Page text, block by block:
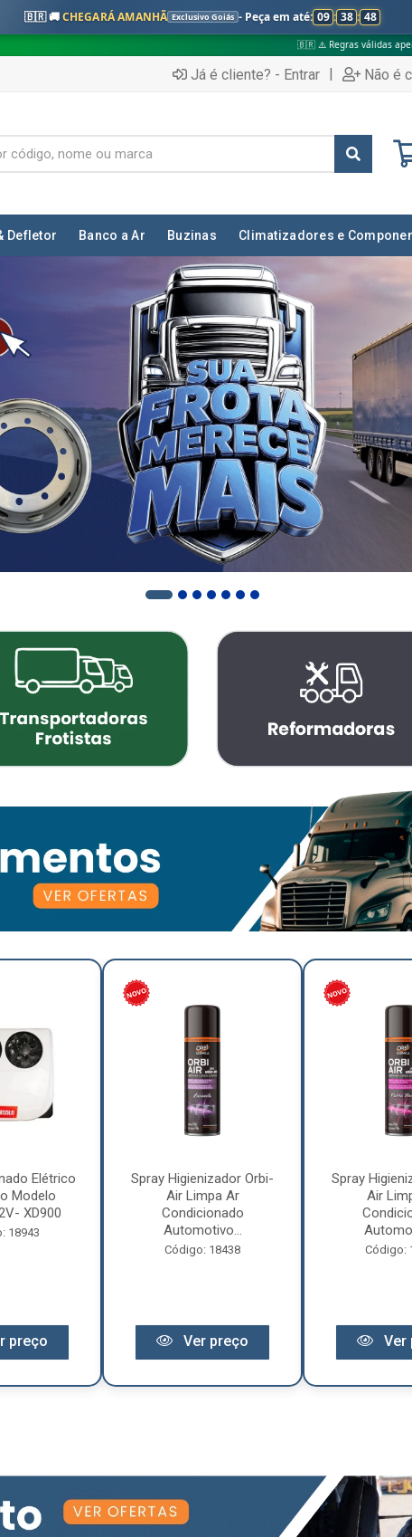
🇧🇷 🚚CHEGARÁ AMANHÃ Exclusivo Goiás - Peça em até: 09 : 38 : 47
🇧🇷 ⚠️ Regras válidas apenas para: ✅
Já é cliente? - Entrar | Não é
Defletor Banco a Ar Buzinas Climatizadores e
Elétrico
Modelo
XD900
18943
preço
Spray Higienizador Orbi-
Air Limpa Ar
Condicionado
Automotivo...
Código: 18438
Ver preço
Spray
Air
Código:
Ver